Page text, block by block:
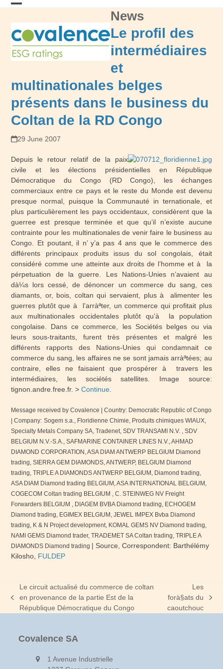
Skip
mobile
menu
mobile
menu
News
Le profil des
intermédiaires
et
multinationales belges
présents dans le business du
Coltan de la RD Congo
29 June 2007
Depuis le retour relatif de la paix
civile et les élections présidentielles en République
Démocratique du Congo (RD Congo), les échanges
commerciaux entre ce pays et le reste du Monde est devenu
presque normal, puisque la Communauté in ternationale, et
plus particulièrement les pays occidentaux, considèrent que la
guerree est presque terminée et que qu’il n’existe aucune
contrainte pour les multinationales de venir faire le business au
Congo. Et poutant, il n’ y’a pas 4 ans que le commerce des
différents principaux produits issus du sol congolais, était
considéré comme une atteinte aux droits de l’homme et à la
pérpetuation de la guerre. Les Nations-Unies n’avaient au
dà¼s lors cessé, de dénoncer un commerce du sang, ces
diamants, or, bois, coltan qui servaient, plus à alimenter les
guerres plutôt que à l’arràªter, un commerce qui profitait plus
aux multinationales occidentales plutôt qu’à la population
congolaise. Dans ce commerce, les Sociétés belges ou via
leurs sous-traitants, furent très présentes et malgré les
différents rapports des Nations-Unies qui condamnait ce
commerce du sang, les affaires ne se sont jamais arràªtées; au
contraire, elles ne faisaient que prospérer à travers les
intermédiaires, les sociétés satellites. Image source:
tignon.andre.free.fr. >Continue
Message received by Covalence
| Country: Democratic Republic of Congo
| Company: Sogem s.a., Floridienne Chimie, Produits chimiques WIAUX,
Specialty Metals Company SA, Tradenet, SDV TRANSAMI N.V. , SDV
BELGIUM N.V.-S.A., SAFMARINE CONTAINER LINES N.V., AHMAD
DIAMOND CORPORATION, ASA DIAM ANTWERP BELGIUM Diamond
trading, SIERRA GEM DIAMONDS, ANTWERP, BELGIUM Diamond
trading, TRIPLE A DIAMONDS ANTWERP BELGIUM, Diamond trading,
ASA DIAM Diamond trading BELGIUM, ASA INTERNATIONAL BELGIUM,
COGECOM Coltan trading BELGIUM , C. STEINWEG NV Freight
Forwarders BELGIUM , DIAGEM BVBA Diamond trading, ECHOGEM
Diamond trading, EGIMEX BELGIUM, JEWEL IMPEX Bvba Diamond
trading, K & N Project development, KOMALGEMS NV Diamond trading,
NAMIGEMS Diamond trader, TRADEMET SA Coltan trading, TRIPLE A
DIAMONDS Diamond trading | Source, Correspondent: Barthélémy
Kilosho, FULDEP
previous
post:
Le circuit actualisé du commerce de coltan
en provenance de la partie Est de la
République Démocratique du Congo
next
post:
Les
forà§ats du
caoutchouc
Covalence SA
1 Avenue Industrielle